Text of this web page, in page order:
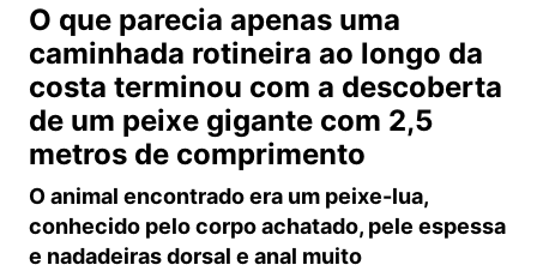
O que parecia apenas uma
caminhada rotineira ao longo da
costa terminou com a descoberta
de um peixe gigante com 2,5
metros de comprimento
O animal encontrado era um peixe-lua,
conhecido pelo corpo achatado, pele espessa
e nadadeiras dorsal e anal muito